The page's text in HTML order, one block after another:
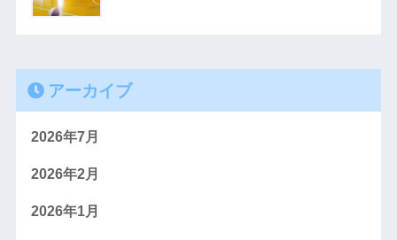
アーカイブ
2026年7月
2026年2月
2026年1月